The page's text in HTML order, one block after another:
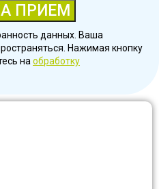
ПРИЕМ
данных. Ваша
Нажимая кнопку
на обработку